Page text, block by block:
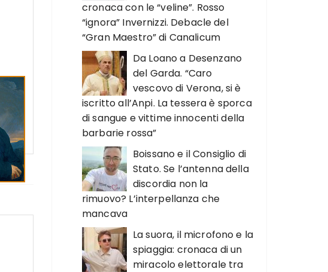
cronaca con le “veline”. Rosso
“ignora” Invernizzi. Debacle del
“Gran Maestro” di Canalicum
Da Loano a Desenzano
del Garda. “Caro
vescovo di Verona, si è
iscritto all’Anpi. La tessera è sporca
di sangue e vittime innocenti della
barbarie rossa”
Boissano e il Consiglio di
Stato. Se l’antenna della
discordia non la
rimuovo? L’interpellanza che
mancava
La suora, il microfono e la
spiaggia: cronaca di un
miracolo elettorale tra